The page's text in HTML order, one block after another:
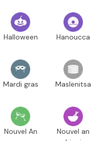
Halloween Hanoucca
Mardi gras Maslenitsa
Nouvel An
Nouvel an